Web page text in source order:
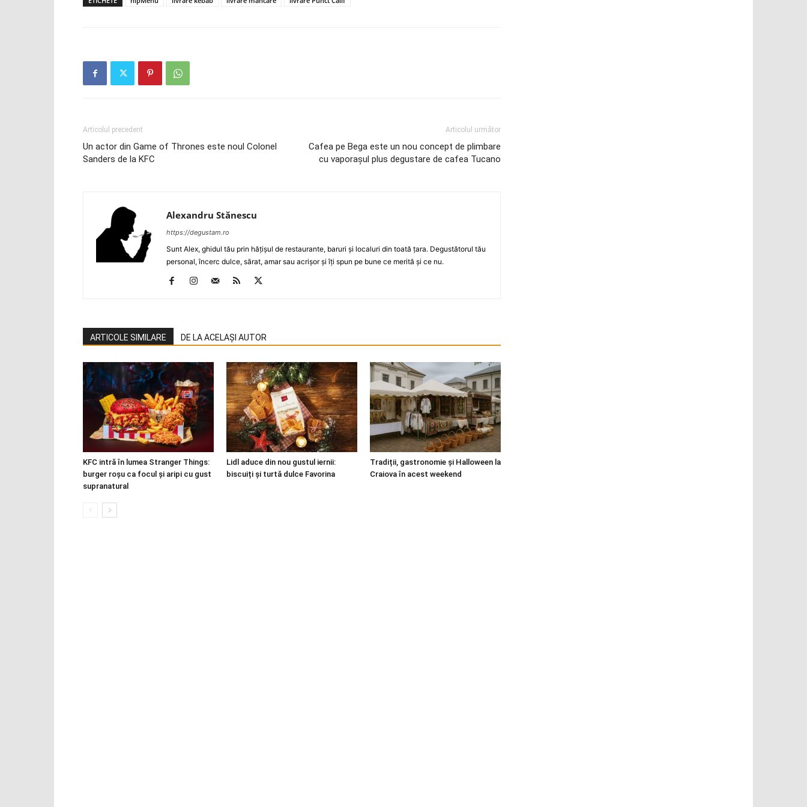
Articolul precedent
Un actor din Game of Thrones este noul Colonel
Sanders de la KFC
Articolul următor
Cafea pe Bega este un nou concept de plimbare
cu vaporaşul plus degustare de cafea Tucano
Alexandru Stănescu
https://degustam.ro
Sunt Alex, ghidul tău prin hăţişul de restaurante, baruri şi localuri din toată ţara. Degustătorul tău
personal, încerc dulce, sărat, amar sau acrişor şi îţi spun pe bune ce merită şi ce nu.
ARTICOLE SIMILARE DE LA ACELAȘI AUTOR
KFC intră în lumea Stranger Things:
burger roșu ca focul și aripi cu gust
supranatural
Lidl aduce din nou gustul iernii:
biscuiți și turtă dulce Favorina
Tradiții, gastronomie și Halloween la
Craiova în acest weekend